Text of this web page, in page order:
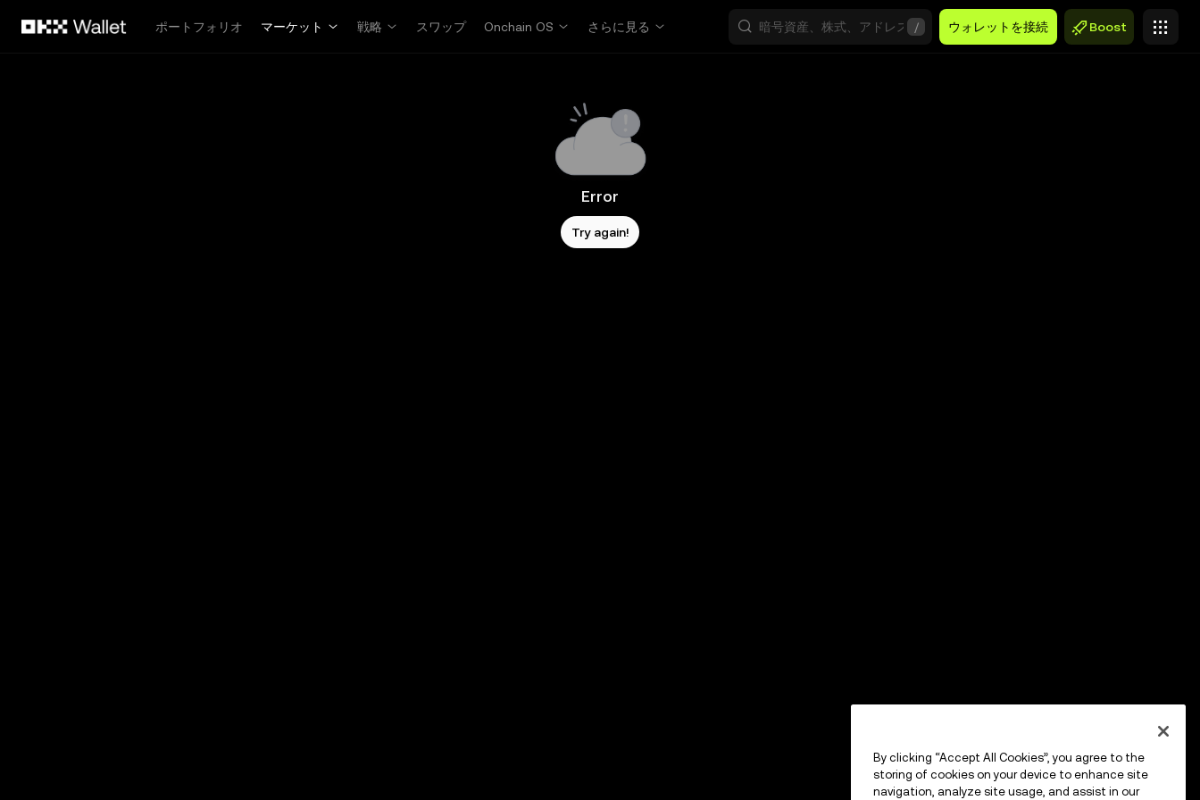
ポートフォリオ
マーケット 戦略 スワップ Onchain OS さらに見る / ウォレットを接続 Boost
Error
Try again!
By clicking “Accept All Cookies”, you agree to the
storing of cookies on your device to enhance site
navigation, analyze site usage, and assist in our